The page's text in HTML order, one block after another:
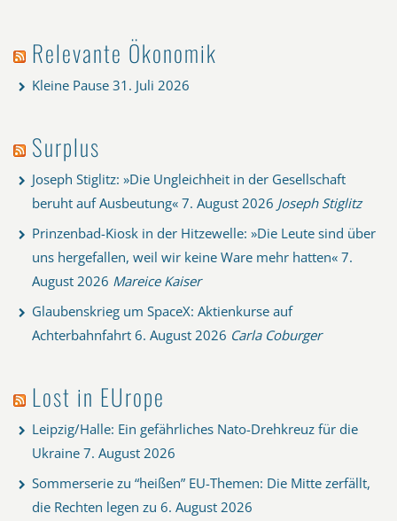
Relevante Ökonomik
Kleine Pause 31. Juli 2026
Surplus
Joseph Stiglitz: »Die Ungleichheit in der Gesellschaft
beruht auf Ausbeutung« 7. August 2026 Joseph Stiglitz
Prinzenbad-Kiosk in der Hitzewelle: »Die Leute sind über
uns hergefallen, weil wir keine Ware mehr hatten« 7.
August 2026 Mareice Kaiser
Glaubenskrieg um SpaceX: Aktienkurse auf
Achterbahnfahrt 6. August 2026 Carla Coburger
Lost in EUrope
Leipzig/Halle: Ein gefährliches Nato-Drehkreuz für die
Ukraine 7. August 2026
Sommerserie zu “heißen” EU-Themen: Die Mitte zerfällt,
die Rechten legen zu 6. August 2026